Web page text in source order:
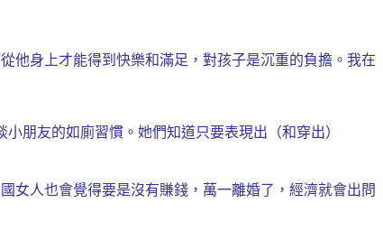
他身上才能得到快樂和滿足，對孩子是沉重的負擔。我在
朋友的如廁習慣。她們知道只要表現出（和穿出）
女人也會覺得要是沒有賺錢，萬一離婚了，經濟就會出問